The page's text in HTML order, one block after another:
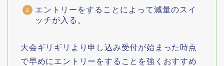
エントリーをすることによって減量のスイ
ッチが入る。
大会ギリギリより申し込み受付が始まった時点
で早めにエントリーをすることを強くおすすめ